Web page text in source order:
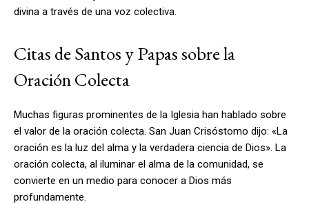
divina a través de una voz colectiva.
Citas de Santos y Papas sobre la
Oración Colecta
Muchas figuras prominentes de la Iglesia han hablado sobre
el valor de la oración colecta. San Juan Crisóstomo dijo: «La
oración es la luz del alma y la verdadera ciencia de Dios». La
oración colecta, al iluminar el alma de la comunidad, se
convierte en un medio para conocer a Dios más
profundamente.